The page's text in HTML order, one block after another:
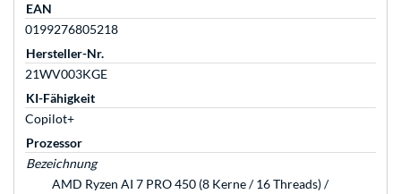
EAN
0199276805218
Hersteller-Nr.
21WV003KGE
KI-Fähigkeit
Copilot+
Prozessor
Bezeichnung
AMD Ryzen AI 7 PRO 450 (8 Kerne / 16 Threads) /